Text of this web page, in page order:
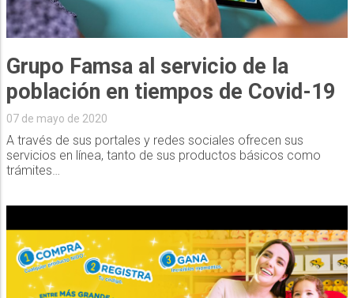
Grupo Famsa al servicio de la
población en tiempos de Covid-19
07 de mayo de 2020
A través de sus portales y redes sociales ofrecen sus
servicios en línea, tanto de sus productos básicos como
trámites…